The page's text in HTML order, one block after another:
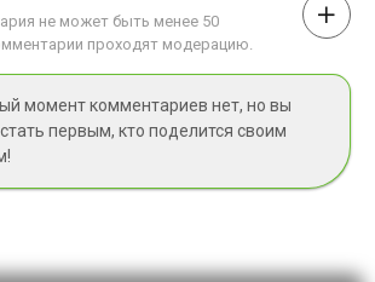
не может быть менее 50
проходят модерацию.
момент комментариев нет, но вы
первым, кто поделится своим